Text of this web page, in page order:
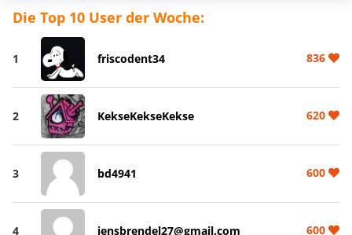
Die Top 10 User der Woche:
1 friscodent34 836
2 KekseKekseKekse 620
3 bd4941 600
4 jensbrendel27@gmail.com 600